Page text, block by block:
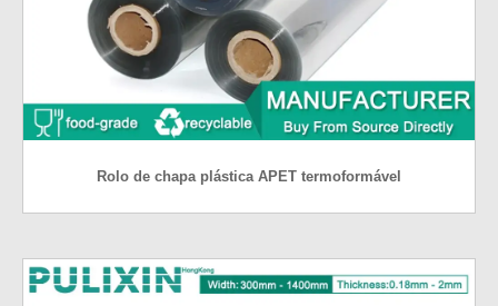
Rolo de chapa plástica APET termoformável